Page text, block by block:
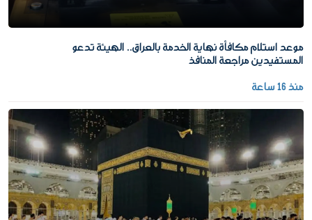
موعد استلام مكافأة نهاية الخدمة بالعراق.. الهيئة تدعو
المستفيدين مراجعة المنافذ
منذ 16 ساعة